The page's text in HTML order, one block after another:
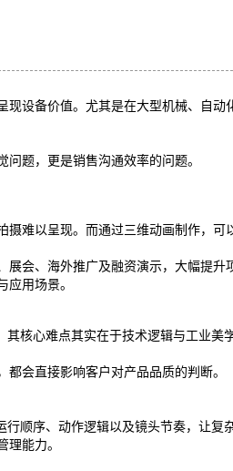
设备价值。尤其是在大型机械、自
题，更是销售沟通效率的问题。
难以呈现。而通过三维动画制作，
会、海外推广及融资演示，大幅提升
用场景。
核心难点其实在于技术逻辑与工业美
会直接影响客户对产品品质的判断。
顺序、动作逻辑以及镜头节奏，让复
能力。